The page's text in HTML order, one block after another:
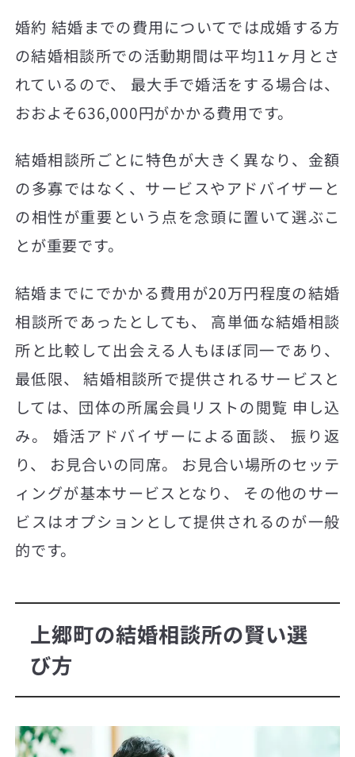
婚約 結婚までの費用についてでは成婚する方
の結婚相談所での活動期間は平均11ヶ月とさ
れているので、 最大手で婚活をする場合は、
おおよそ636,000円がかかる費用です。
結婚相談所ごとに特色が大きく異なり、金額
の多寡ではなく、サービスやアドバイザーと
の相性が重要という点を念頭に置いて選ぶこ
とが重要です。
結婚までにでかかる費用が20万円程度の結婚
相談所であったとしても、 高単価な結婚相談
所と比較して出会える人もほぼ同一であり、
最低限、 結婚相談所で提供されるサービスと
しては、団体の所属会員リストの閲覧 申し込
み。 婚活アドバイザーによる面談、 振り返
り、 お見合いの同席。 お見合い場所のセッテ
ィングが基本サービスとなり、 その他のサー
ビスはオプションとして提供されるのが一般
的です。
上郷町の結婚相談所の賢い選
び方